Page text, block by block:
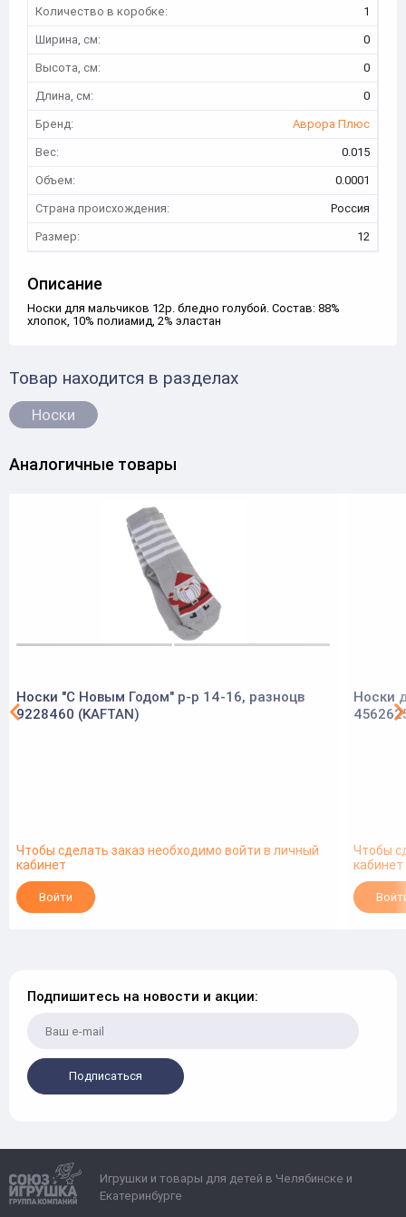
Количество в коробке:
1
Ширина, см:
0
Высота, см:
0
Длина, см:
0
Бренд:
Аврора Плюс
Вес:
0.015
Объем:
0.0001
Страна происхождения:
Россия
Размер:
12
Описание
Носки для мальчиков 12р. бледно голубой. Состав: 88%
хлопок, 10% полиамид, 2% эластан
Товар находится в разделах
Носки
Аналогичные товары
Носки "С Новым Годом" р-р 14-16, разноцв
9228460 (KAFTAN)
Чтобы сделать заказ необходимо войти в личный
кабинет
Войти
Носки
Чтобы
кабинет
Подпишитесь на новости и акции:
Подписаться
Игрушки и товары для детей в Челябинске и
Екатеринбурге